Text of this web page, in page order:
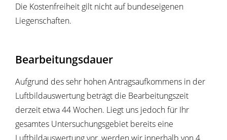
Die Kostenfreiheit gilt nicht auf bundeseigenen
Liegenschaften.
Bearbeitungsdauer
Aufgrund des sehr hohen Antragsaufkommens in der
Luftbildauswertung beträgt die Bearbeitungszeit
derzeit etwa 44 Wochen. Liegt uns jedoch für Ihr
gesamtes Untersuchungsgebiet bereits eine